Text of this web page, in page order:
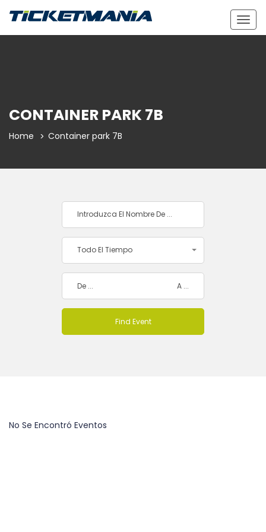
CONTAINER PARK 7B
Home Container park 7B
Todo El Tiempo
No Se Encontró Eventos